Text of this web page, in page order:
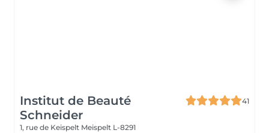
Institut de Beauté
Schneider
41
1, rue de Keispelt Meispelt L-8291